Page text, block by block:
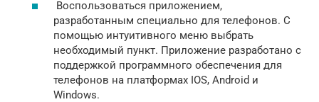
Воспользоваться приложением,
разработанным специально для телефонов. С
помощью интуитивного меню выбрать
необходимый пункт. Приложение разработано с
поддержкой программного обеспечения для
телефонов на платформах IOS, Android и
Windows.